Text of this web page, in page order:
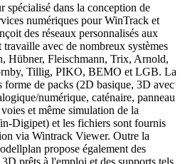
spécialisé dans la conception de
numériques pour WinTrack et
des réseaux personnalisés aux
avec de nombreux systèmes
Hübner, Fleischmann, Trix, Arnold,
Tillig, PIKO, BEMO et LGB. La
forme de packs (2D basique, 3D avec
numérique, caténaire, panneau
et même simulation de la
Digipet) et les fichiers sont fournis
via Wintrack Viewer. Outre la
propose également des
prêts à l'emploi et des supports tels